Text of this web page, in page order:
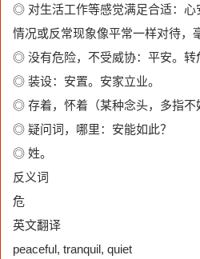
◎ 对生活工作等感觉满足合适：心
情况或反常现象像平常一样对待，
◎ 没有危险，不受威协：平安。转
◎ 装设：安置。安家立业。
◎ 存着，怀着（某种念头，多指不
◎ 疑问词，哪里：安能如此？
◎ 姓。
反义词
危
英文翻译
peaceful, tranquil, quiet